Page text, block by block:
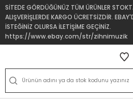
SİTEDE GÖRDÜĞÜNÜZ TÜM ÜRÜNLER
ALIŞVERİŞLERDE KARGO ÜCRETSİZDİR.
İSTEĞİNİZ OLURSA İLETİŞİME GEÇİNİZ.
https://www.ebay.com/str/zihnimuzik